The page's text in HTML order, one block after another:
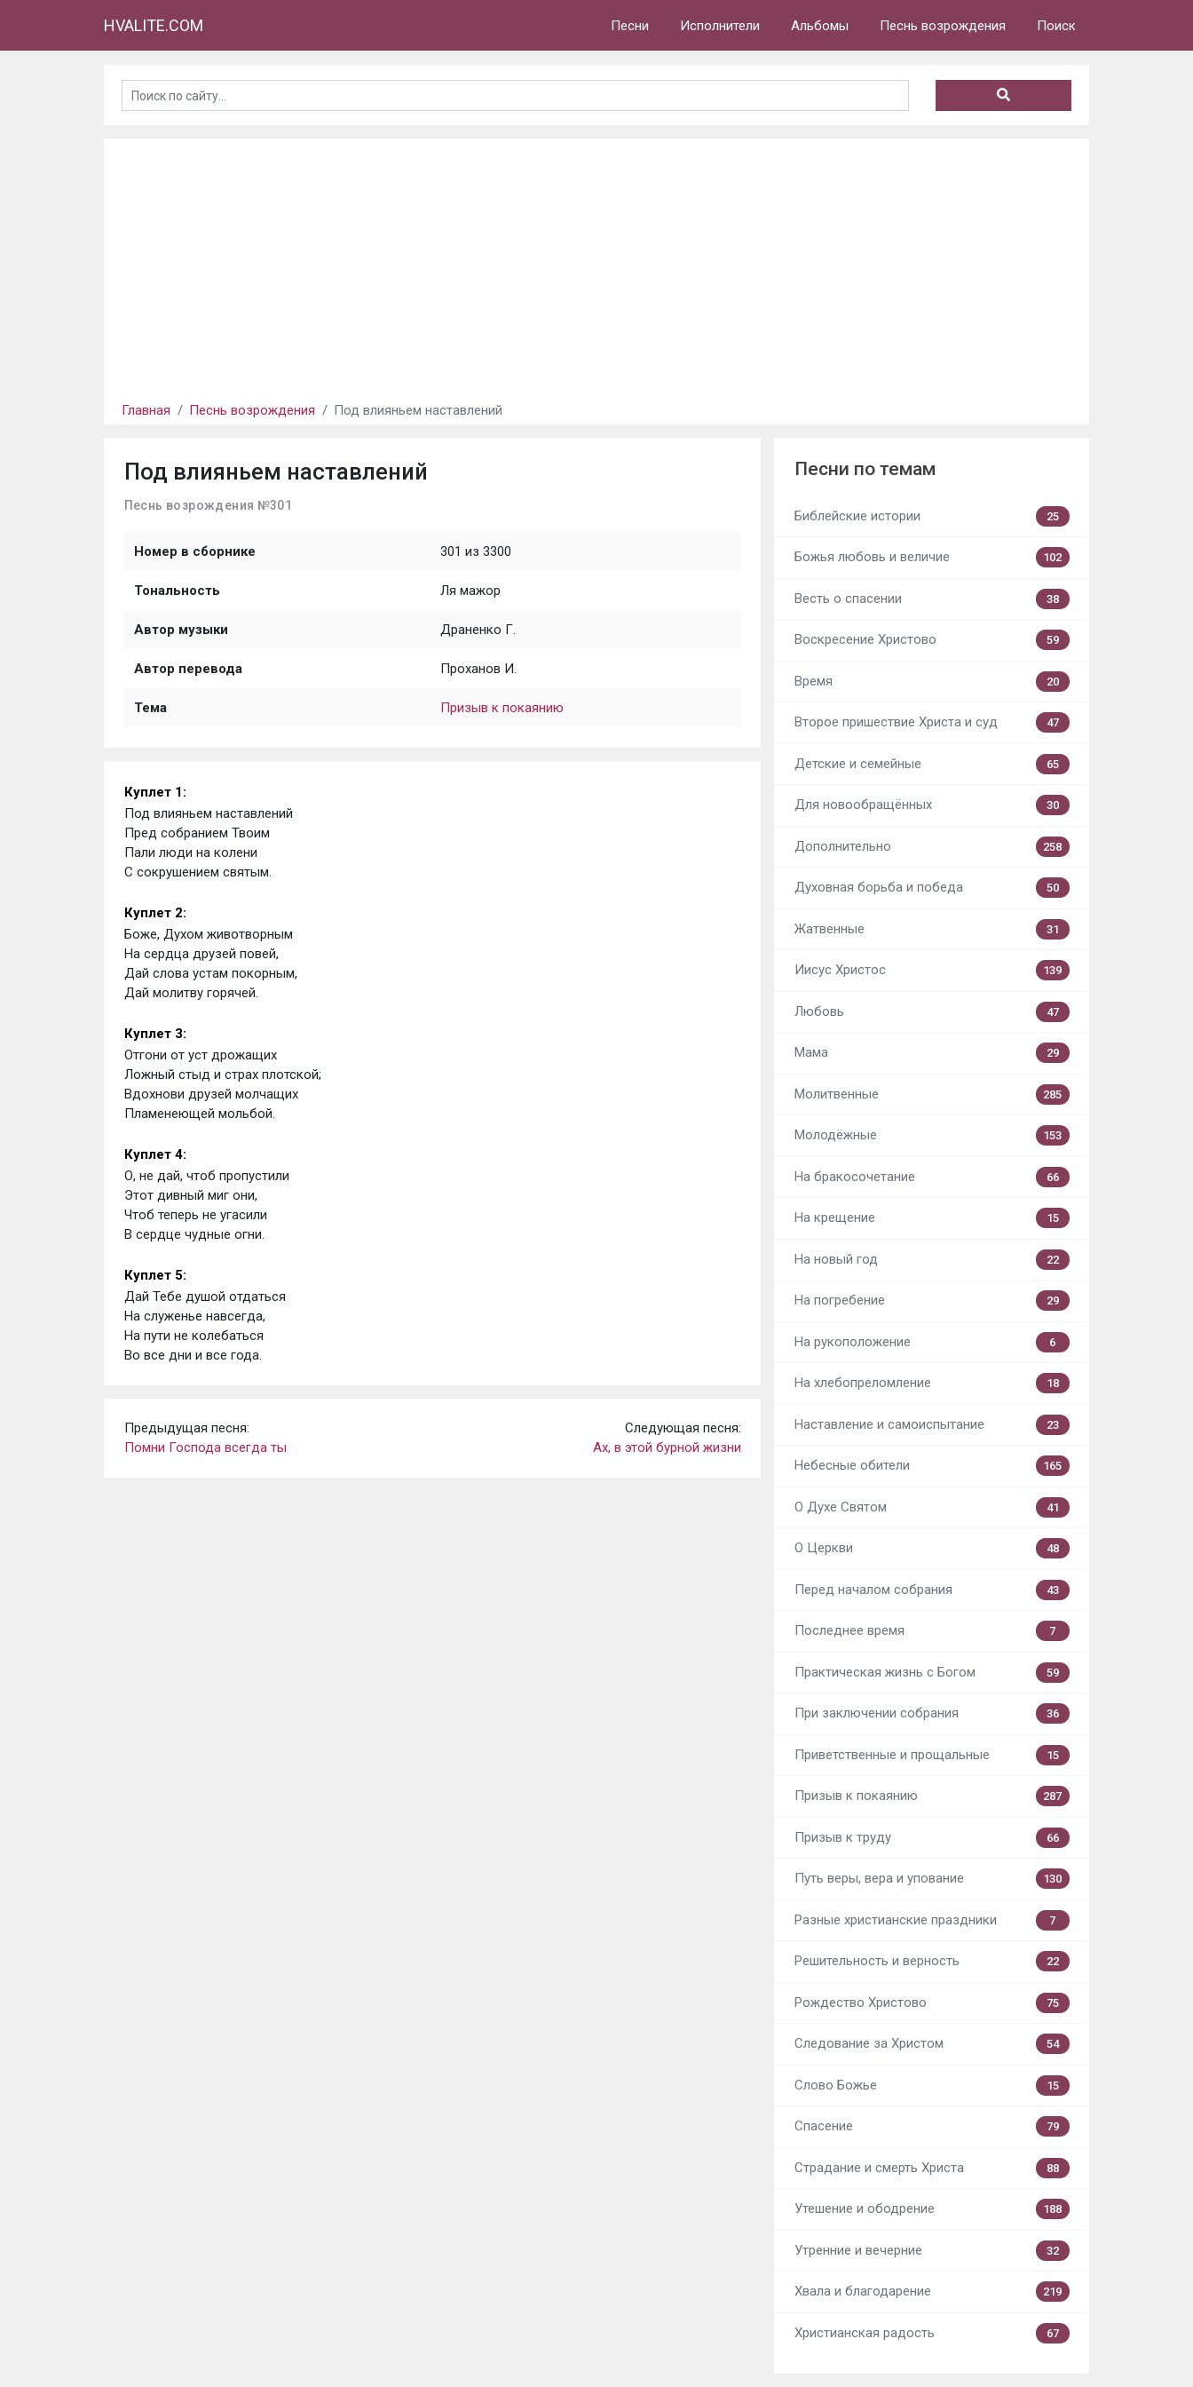
HVALITE.COM Песни Исполнители Альбомы Песнь возрождения Поиск
Главная Песнь возрождения Под влияньем наставлений
Под влияньем наставлений
Песнь возрождения №301
Номер в сборнике 301 из 3300
Тональность Ля мажор
Автор музыки Драненко Г.
Автор перевода Проханов И.
Тема Призыв к покаянию
Куплет 1:
Под влияньем наставлений
Пред собранием Твоим
Пали люди на колени
С сокрушением святым.
Куплет 2:
Боже, Духом животворным
На сердца друзей повей,
Дай слова устам покорным,
Дай молитву горячей.
Куплет 3:
Отгони от уст дрожащих
Ложный стыд и страх плотской;
Вдохнови друзей молчащих
Пламенеющей мольбой.
Куплет 4:
О, не дай, чтоб пропустили
Этот дивный миг они,
Чтоб теперь не угасили
В сердце чудные огни.
Куплет 5:
Дай Тебе душой отдаться
На служенье навсегда,
На пути не колебаться
Во все дни и все года.
Предыдущая песня:
Помни Господа всегда ты
Следующая песня:
Ах, в этой бурной жизни
Песни по темам
Библейские истории 25
Божья любовь и величие 102
Весть о спасении 38
Воскресение Христово 59
Время 20
Второе пришествие Христа и суд 47
Детские и семейные 65
Для новообращённых 30
Дополнительно 258
Духовная борьба и победа 50
Жатвенные 31
Иисус Христос 139
Любовь 47
Мама 29
Молитвенные 285
Молодёжные 153
На бракосочетание 66
На крещение 15
На новый год 22
На погребение 29
На рукоположение 6
На хлебопреломление 18
Наставление и самоиспытание 23
Небесные обители 165
О Духе Святом 41
О Церкви 48
Перед началом собрания 43
Последнее время 7
Практическая жизнь с Богом 59
При заключении собрания 36
Приветственные и прощальные 15
Призыв к покаянию 287
Призыв к труду 66
Путь веры, вера и упование 130
Разные христианские праздники 7
Решительность и верность 22
Рождество Христово 75
Следование за Христом 54
Слово Божье 15
Спасение 79
Страдание и смерть Христа 88
Утешение и ободрение 188
Утренние и вечерние 32
Хвала и благодарение 219
Христианская радость 67